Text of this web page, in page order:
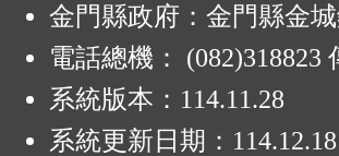
金門縣政府：金門縣金
電話總機： (082)318823
系統版本： 114.11.28
系統更新日期： 114.12.18